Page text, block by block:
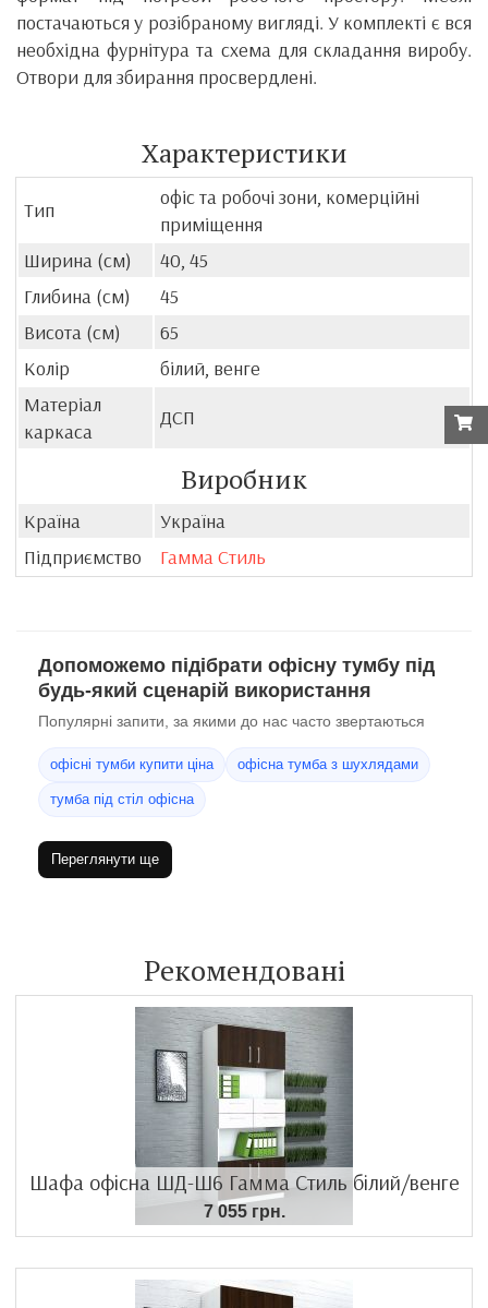
постачаються у розібраному вигляді. У комплекті є вся
необхідна фурнітура та схема для складання виробу.
Отвори для збирання просвердлені.
Характеристики
Тип
офіс та робочі зони, комерційні
приміщення
Ширина (см)
40, 45
Глибина (см)
45
Висота (см)
65
Колір
білий, венге
Матеріал
каркаса
ДСП
Виробник
Країна
Україна
Підприємство
Гамма Стиль
Допоможемо підібрати офісну тумбу під
будь-який сценарій використання
Популярні запити, за якими до нас часто звертаються
офісні тумби купити ціна офісна тумба з шухлядами
тумба під стіл офісна
Переглянути ще
Рекомендовані
Шафа офісна ШД-Ш6 Гамма Стиль білий/венге
7 055 грн.